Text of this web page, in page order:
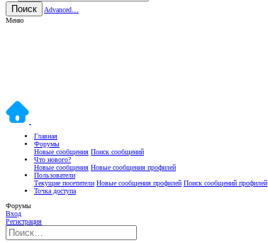
Поиск
Advanced…
Меню
Главная
Форумы
Новые сообщения Поиск сообщений
Что нового?
Новые сообщения Новые сообщения профилей
Пользователи
Текущие посетители Новые сообщения профилей Поиск сообщений профилей
Точка доступа
Форумы
Вход
Регистрация